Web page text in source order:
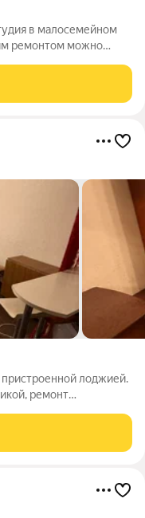
в малосемейном
можно
проживания,
лоджией.
ремонт
детские сады, школы,